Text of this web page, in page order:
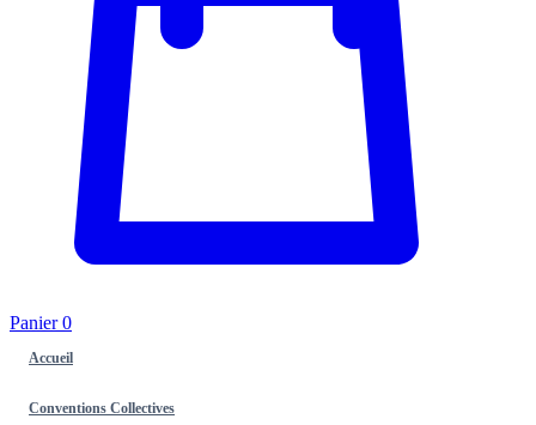
Panier0
Accueil
Conventions Collectives